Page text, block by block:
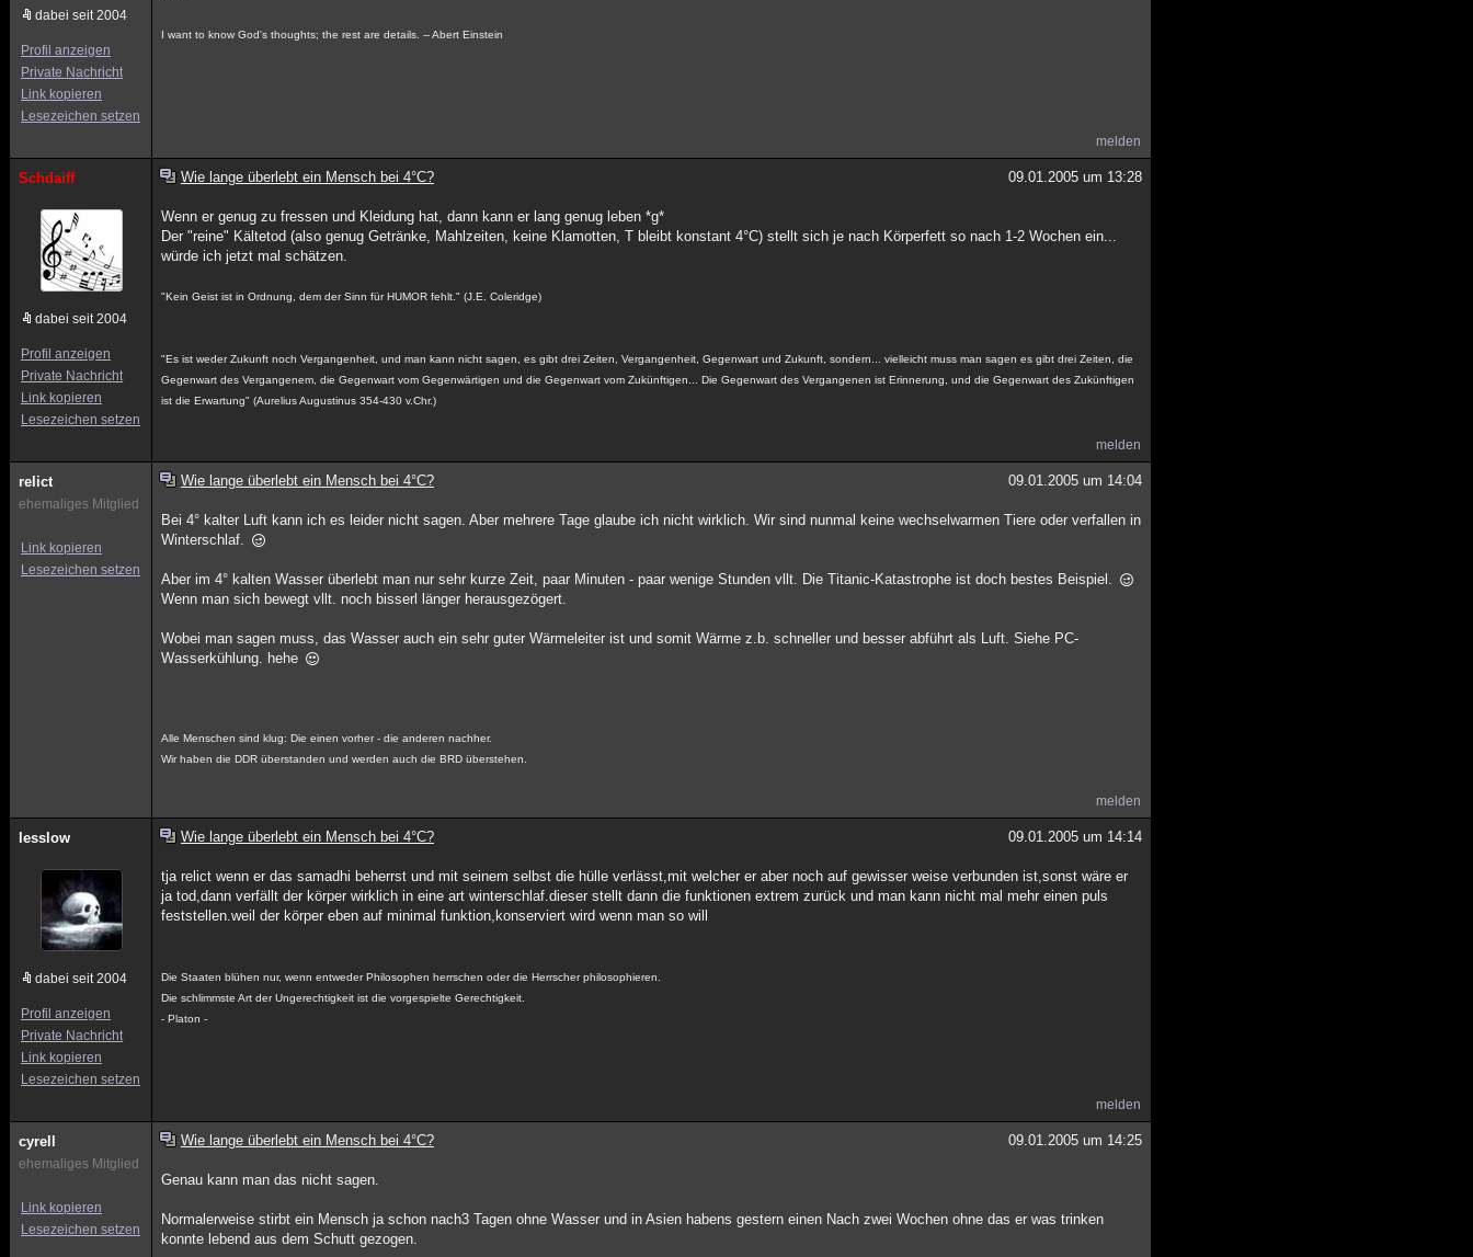
dabei seit 2004
Profil anzeigen
Private Nachricht
Link kopieren
Lesezeichen setzen
I want to know God's thoughts; the rest are details. -- Abert Einstein
melden
Schdaiff
dabei seit 2004
Profil anzeigen
Private Nachricht
Link kopieren
Lesezeichen setzen
Wie lange überlebt ein Mensch bei 4°C? 09.01.2005 um 13:28
Wenn er genug zu fressen und Kleidung hat, dann kann er lang genug leben *g*
Der "reine" Kältetod (also genug Getränke, Mahlzeiten, keine Klamotten, T bleibt konstant 4°C) stellt sich je nach Körperfett so nach 1-2 Wochen ein...
würde ich jetzt mal schätzen.
"Kein Geist ist in Ordnung, dem der Sinn für HUMOR fehlt." (J.E. Coleridge)
"Es ist weder Zukunft noch Vergangenheit, und man kann nicht sagen, es gibt drei Zeiten, Vergangenheit, Gegenwart und Zukunft, sondern... vielleicht muss man sagen es gibt drei Zeiten, die
Gegenwart des Vergangenem, die Gegenwart vom Gegenwärtigen und die Gegenwart vom Zukünftigen... Die Gegenwart des Vergangenen ist Erinnerung, und die Gegenwart des Zukünftigen
ist die Erwartung" (Aurelius Augustinus 354-430 v.Chr.)
melden
relict
ehemaliges Mitglied
Link kopieren
Lesezeichen setzen
Wie lange überlebt ein Mensch bei 4°C? 09.01.2005 um 14:04
Bei 4° kalter Luft kann ich es leider nicht sagen. Aber mehrere Tage glaube ich nicht wirklich. Wir sind nunmal keine wechselwarmen Tiere oder verfallen in
Winterschlaf.
Aber im 4° kalten Wasser überlebt man nur sehr kurze Zeit, paar Minuten - paar wenige Stunden vllt. Die Titanic-Katastrophe ist doch bestes Beispiel.
Wenn man sich bewegt vllt. noch bisserl länger herausgezögert.
Wobei man sagen muss, das Wasser auch ein sehr guter Wärmeleiter ist und somit Wärme z.b. schneller und besser abführt als Luft. Siehe PC-
Wasserkühlung. hehe
Alle Menschen sind klug: Die einen vorher - die anderen nachher.
Wir haben die DDR überstanden und werden auch die BRD überstehen.
melden
lesslow
dabei seit 2004
Profil anzeigen
Private Nachricht
Link kopieren
Lesezeichen setzen
Wie lange überlebt ein Mensch bei 4°C? 09.01.2005 um 14:14
tja relict wenn er das samadhi beherrst und mit seinem selbst die hülle verlässt,mit welcher er aber noch auf gewisser weise verbunden ist,sonst wäre er
ja tod,dann verfällt der körper wirklich in eine art winterschlaf.dieser stellt dann die funktionen extrem zurück und man kann nicht mal mehr einen puls
feststellen.weil der körper eben auf minimal funktion,konserviert wird wenn man so will
Die Staaten blühen nur, wenn entweder Philosophen herrschen oder die Herrscher philosophieren.
Die schlimmste Art der Ungerechtigkeit ist die vorgespielte Gerechtigkeit.
- Platon -
melden
cyrell
ehemaliges Mitglied
Link kopieren
Lesezeichen setzen
Wie lange überlebt ein Mensch bei 4°C? 09.01.2005 um 14:25
Genau kann man das nicht sagen.
Normalerweise stirbt ein Mensch ja schon nach3 Tagen ohne Wasser und in Asien habens gestern einen Nach zwei Wochen ohne das er was trinken
konnte lebend aus dem Schutt gezogen.